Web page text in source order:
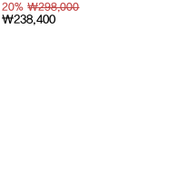
20%₩298,000
₩238,400